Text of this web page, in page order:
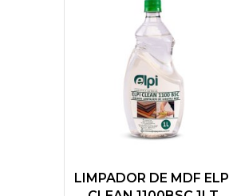
LIMPADOR DE MDF ELPI